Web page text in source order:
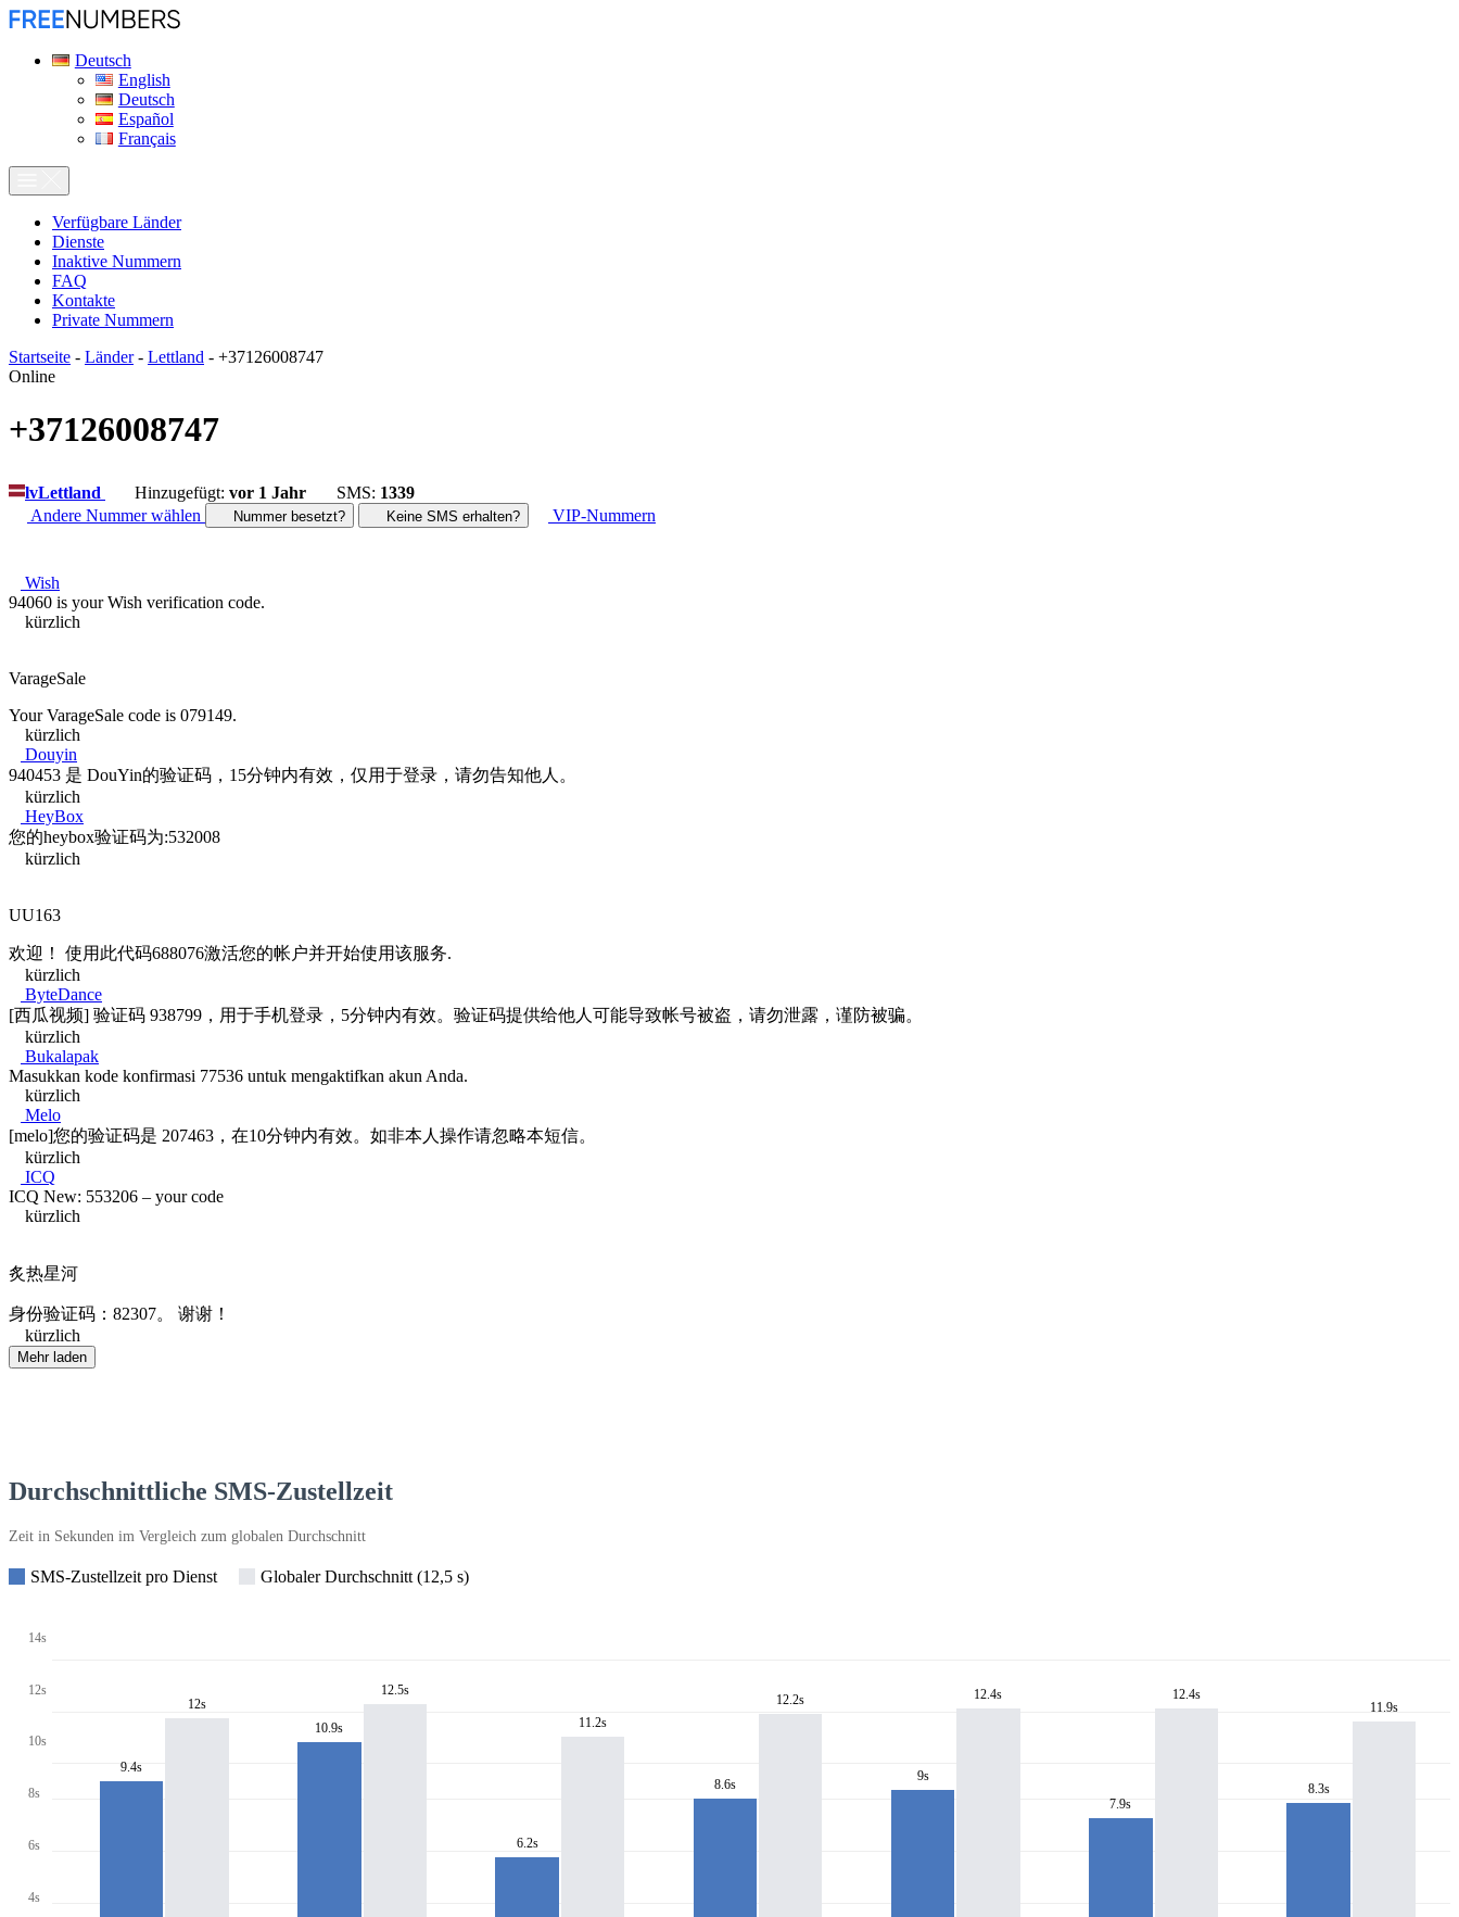
Deutsch
English
Deutsch
Español
Français
Verfügbare Länder
Dienste
Inaktive Nummern
FAQ
Kontakte
Private Nummern
Startseite - Länder- Lettland - +37126008747
Online
+37126008747
lvLettland Hinzugefügt: vor 1 Jahr SMS: 1339
Andere Nummer wählen
Nummer besetzt? Keine SMS erhalten? VIP-Nummern
Wish
94060 is your Wish verification code.
kürzlich
VarageSale
Your VarageSale code is 079149.
kürzlich
Douyin
940453 是 DouYin的验证码，15分钟内有效，仅用于登录，请勿告知他人。
kürzlich
HeyBox
您的heybox验证码为:532008
kürzlich
UU163
欢迎！ 使用此代码688076激活您的帐户并开始使用该服务.
kürzlich
ByteDance
[西瓜视频] 验证码 938799，用于手机登录，5分钟内有效。验证码提供给他人可能导致帐号被盗，请勿泄露，谨防被骗。
kürzlich
Bukalapak
Masukkan kode konfirmasi 77536 untuk mengaktifkan akun Anda.
kürzlich
Melo
[melo]您的验证码是 207463，在10分钟内有效。如非本人操作请忽略本短信。
kürzlich
ICQ
ICQ New: 553206 – your code
kürzlich
炙热星河
身份验证码：82307。 谢谢！
kürzlich
Mehr laden
Durchschnittliche SMS-Zustellzeit
Zeit in Sekunden im Vergleich zum globalen Durchschnitt
SMS-Zustellzeit pro Dienst Globaler Durchschnitt (12,5 s)
14s
12s
10s
8s
6s
4s
9.4s
12s
10.9s
12.5s
6.2s
11.2s
8.6s
12.2s
9s
12.4s
7.9s
12.4s
8.3s
11.9s